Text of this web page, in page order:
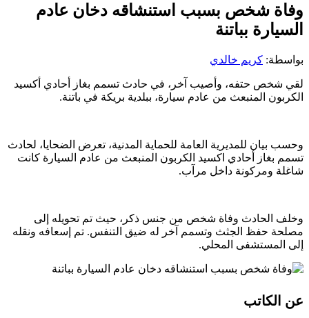
وفاة شخص بسبب استنشاقه دخان عادم
السيارة بباتنة
بواسطة: كريم خالدي
لقي شخص حتفه، وأصيب آخر، في حادث تسمم بغاز أحادي أكسيد
الكربون المنبعث من عادم سيارة، ببلدية بريكة في باتنة.
وحسب بيان للمديرية العامة للحماية المدنية، تعرض الضحايا، لحادث
تسمم بغاز أحادي اكسيد الكربون المنبعث من عادم السيارة كانت
شاغلة ومركونة داخل مرآب.
وخلف الحادث وفاة شخص من جنس ذكر، حيث تم تحويله إلى
مصلحة حفظ الجثث وتسمم آخر له ضيق التنفس. تم إسعافه ونقله
إلى المستشفى المحلي.
عن الكاتب